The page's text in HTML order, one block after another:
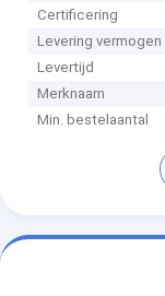
Certificering
Levering vermogen
Levertijd
Merknaam
Min. bestelaantal